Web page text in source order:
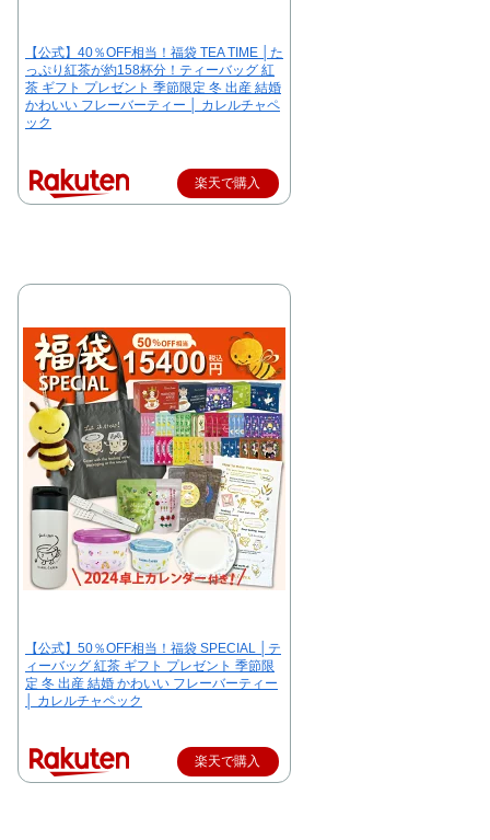
【公式】40％OFF相当！福袋 TEA TIME │た
っぷり紅茶が約158杯分！ティーバッグ 紅
茶 ギフト プレゼント 季節限定 冬 出産 結婚
かわいい フレーバーティー │ カレルチャペ
ック
楽天で購入
【公式】50％OFF相当！福袋 SPECIAL │テ
ィーバッグ 紅茶 ギフト プレゼント 季節限
定 冬 出産 結婚 かわいい フレーバーティー
│ カレルチャペック
楽天で購入